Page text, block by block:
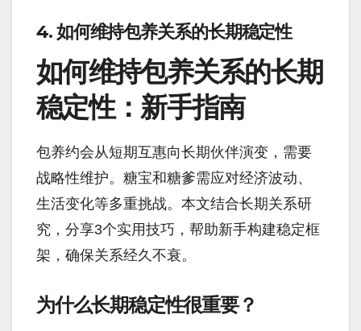
4. 如何维持包养关系的长期稳定性
如何维持包养关系的长期
稳定性：新手指南
包养约会从短期互惠向长期伙伴演变，需要
战略性维护。糖宝和糖爹需应对经济波动、
生活变化等多重挑战。本文结合长期关系研
究，分享3个实用技巧，帮助新手构建稳定框
架，确保关系经久不衰。
为什么长期稳定性很重要？